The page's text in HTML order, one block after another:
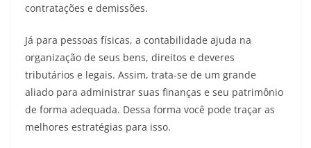
contratações e demissões.
Já para pessoas físicas, a contabilidade ajuda na
organização de seus bens, direitos e deveres
tributários e legais. Assim, trata-se de um grande
aliado para administrar suas finanças e seu patrimônio
de forma adequada. Dessa forma você pode traçar as
melhores estratégias para isso.